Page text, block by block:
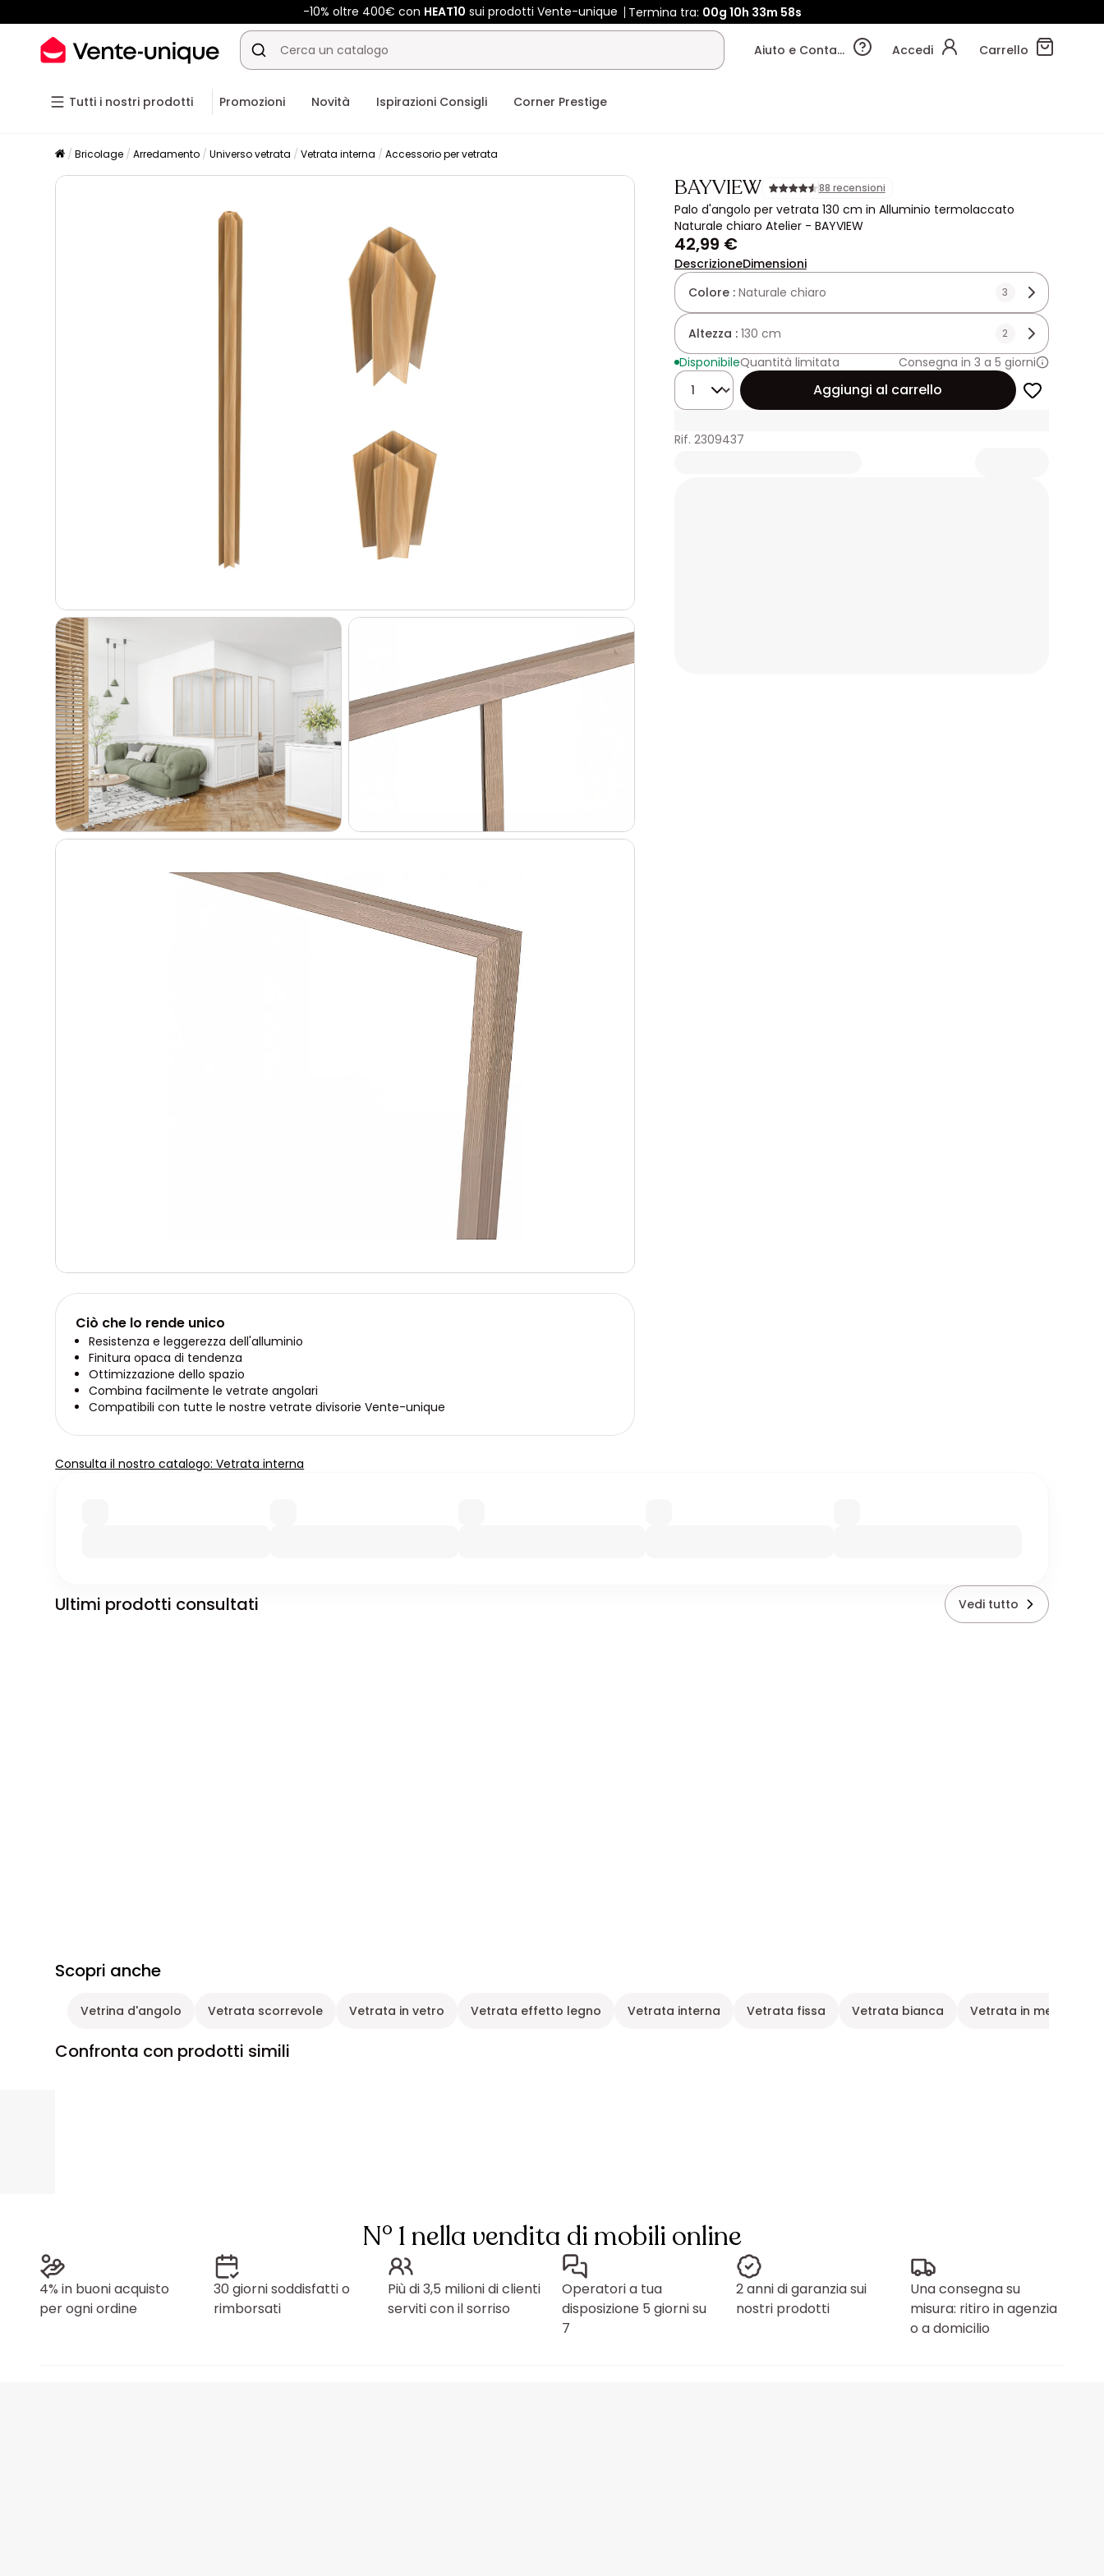
-10% oltre 400€ con HEAT10 sui prodotti Vente-unique Termina tra: 00g 10h 33m 57s
Aiuto e Contatti Accedi Carrello
Tutti i nostri prodotti Promozioni Novità Ispirazioni Consigli Corner Prestige
Bricolage Arredamento Universo vetrata Vetrata interna Accessorio per vetrata
BAYVIEW 88 recensioni
Palo d'angolo per vetrata 130 cm in Alluminio termolaccato
Naturale chiaro Atelier - BAYVIEW
42,99 €
DescrizioneDimensioni
Colore : Naturale chiaro 3
Altezza : 130 cm 2
DisponibileQuantità limitata
Consegna in 3 a 5 giorni
Quantità
Aggiungi al carrello
Rif. 2309437
Ciò che lo rende unico
Resistenza e leggerezza dell'alluminio
Finitura opaca di tendenza
Ottimizzazione dello spazio
Combina facilmente le vetrate angolari
Compatibili con tutte le nostre vetrate divisorie Vente-unique
Consulta il nostro catalogo: Vetrata interna
Ultimi prodotti consultati Vedi tutto
Scopri anche
Vetrina d'angolo Vetrata scorrevole Vetrata in vetro Vetrata effetto legno Vetrata interna Vetrata fissa Vetrata bianca Vetrata in metallo
Confronta con prodotti simili
N° 1 nella vendita di mobili online
4% in buoni acquisto
per ogni ordine
30 giorni soddisfatti o
rimborsati
Più di 3,5 milioni di clienti
serviti con il sorriso
Operatori a tua
disposizione 5 giorni su
7
2 anni di garanzia sui
nostri prodotti
Una consegna su
misura: ritiro in agenzia
o a domicilio